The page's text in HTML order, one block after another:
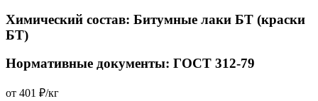
Химический состав: Битумные лаки БТ (краски
БТ)
Нормативные документы: ГОСТ 312-79
от 401 ₽/кг